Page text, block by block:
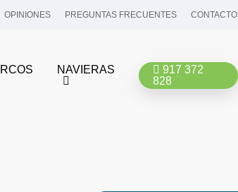
OPINIONES PREGUNTAS FRECUENTES CONTACTO
NAVIERAS
917 372
828